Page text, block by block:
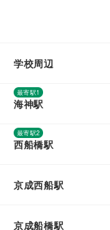
学校周辺
最寄駅1
海神駅
最寄駅2
西船橋駅
京成西船駅
京成船橋駅